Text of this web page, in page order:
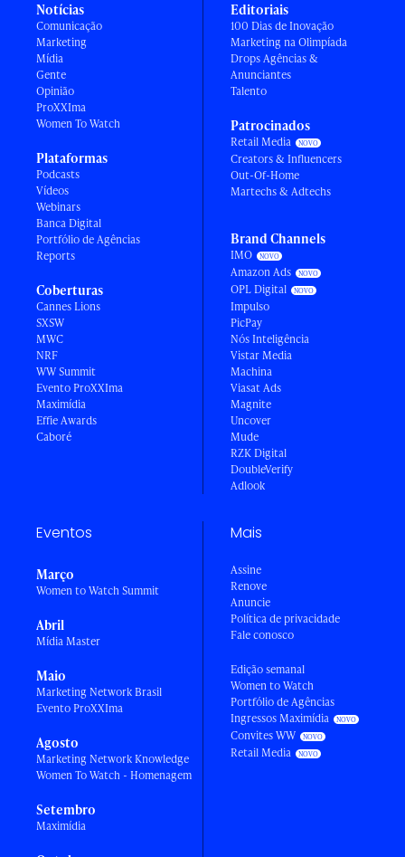
Notícias
Comunicação
Marketing
Mídia
Gente
Opinião
ProXXIma
Women To Watch
Plataformas
Podcasts
Vídeos
Webinars
Banca Digital
Portfólio de Agências
Reports
Coberturas
Cannes Lions
SXSW
MWC
NRF
WW Summit
Evento ProXXIma
Maximídia
Effie Awards
Caboré
Editoriais
100 Dias de Inovação
Marketing na Olimpíada
Drops Agências &
Anunciantes
Talento
Patrocinados
Retail Media
Creators & Influencers
Out-Of-Home
Martechs & Adtechs
Brand Channels
IMO
Amazon Ads
OPL Digital
Impulso
PicPay
Nós Inteligência
Vistar Media
Machina
Viasat Ads
Magnite
Uncover
Mude
RZK Digital
DoubleVerify
Adlook
Eventos
Março
Women to Watch Summit
Abril
Mídia Master
Maio
Marketing Network Brasil
Evento ProXXIma
Agosto
Marketing Network Knowledge
Women To Watch - Homenagem
Setembro
Maximídia
Mais
Assine
Renove
Anuncie
Política de privacidade
Fale conosco
Edição semanal
Women to Watch
Portfólio de Agências
Ingressos Maximídia
Convites WW
Retail Media